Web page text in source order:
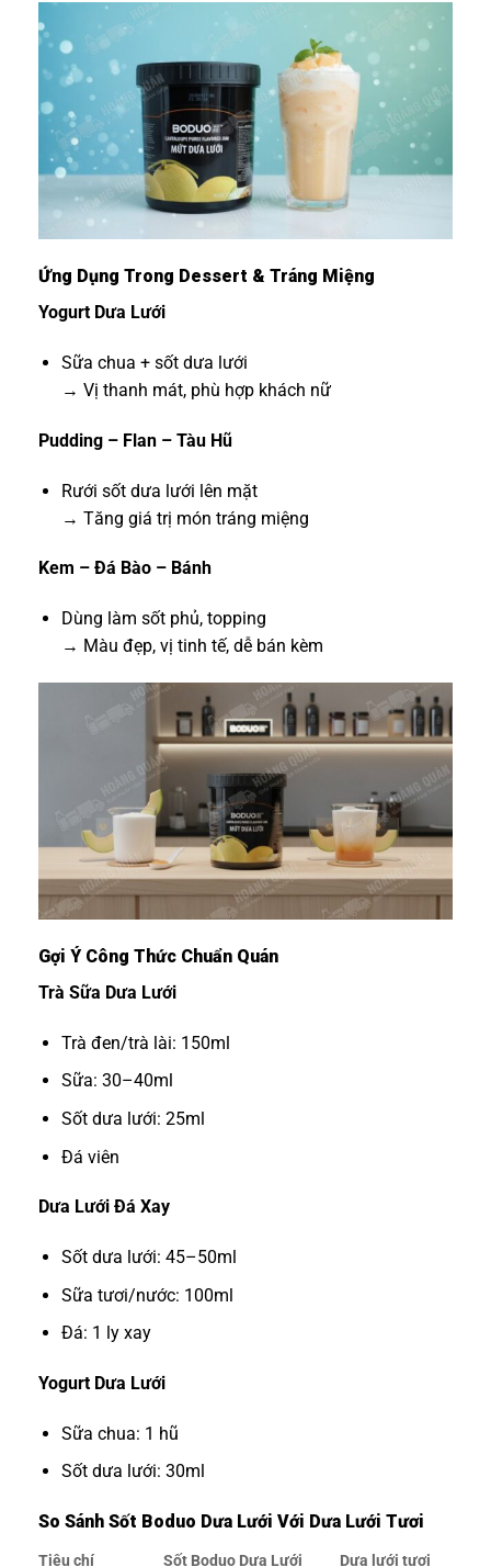
Ứng Dụng Trong Dessert & Tráng Miệng
Yogurt Dưa Lưới
Sữa chua + sốt dưa lưới
→ Vị thanh mát, phù hợp khách nữ
Pudding – Flan – Tàu Hũ
Rưới sốt dưa lưới lên mặt
→ Tăng giá trị món tráng miệng
Kem – Đá Bào – Bánh
Dùng làm sốt phủ, topping
→ Màu đẹp, vị tinh tế, dễ bán kèm
Gợi Ý Công Thức Chuẩn Quán
Trà Sữa Dưa Lưới
Trà đen/trà lài: 150ml
Sữa: 30–40ml
Sốt dưa lưới: 25ml
Đá viên
Dưa Lưới Đá Xay
Sốt dưa lưới: 45–50ml
Sữa tươi/nước: 100ml
Đá: 1 ly xay
Yogurt Dưa Lưới
Sữa chua: 1 hũ
Sốt dưa lưới: 30ml
So Sánh Sốt Boduo Dưa Lưới Với Dưa Lưới Tươi
Tiêu chí Sốt Boduo Dưa Lưới Dưa lưới tươi